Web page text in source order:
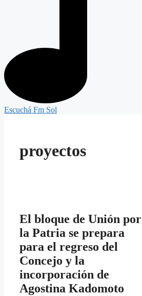
Escuchá Fm Sol
proyectos
El bloque de Unión por
la Patria se prepara
para el regreso del
Concejo y la
incorporación de
Agostina Kadomoto